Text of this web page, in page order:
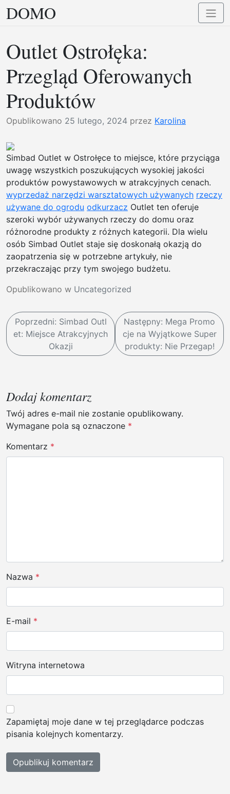
Przejdź
do
DOMO
Outlet Ostrołęka:
Przegląd Oferowanych
Produktów
Opublikowano 25 lutego, 2024 przez Karolina
Simbad Outlet w Ostrołęce to miejsce, które przyciąga
uwagę wszystkich poszukujących wysokiej jakości
produktów powystawowych w atrakcyjnych cenach.
wyprzedaż narzędzi warsztatowych używanych rzeczy
używane do ogrodu odkurzacz Outlet ten oferuje
szeroki wybór używanych rzeczy do domu oraz
różnorodne produkty z różnych kategorii. Dla wielu
osób Simbad Outlet staje się doskonałą okazją do
zaopatrzenia się w potrzebne artykuły, nie
przekraczając przy tym swojego budżetu.
Opublikowano w Uncategorized
N
w
a
c
j
a
w
Poprzedni: Simbad Outl
et: Miejsce Atrakcyjnych
Okazji
Następny: Mega Promo
cje na Wyjątkowe Super
produkty: Nie Przegap!
Dodaj komentarz
Twój adres e-mail nie zostanie opublikowany.
Wymagane pola są oznaczone *
Komentarz *
Nazwa *
E-mail *
Witryna internetowa
Zapamiętaj moje dane w tej przeglądarce podczas
pisania kolejnych komentarzy.